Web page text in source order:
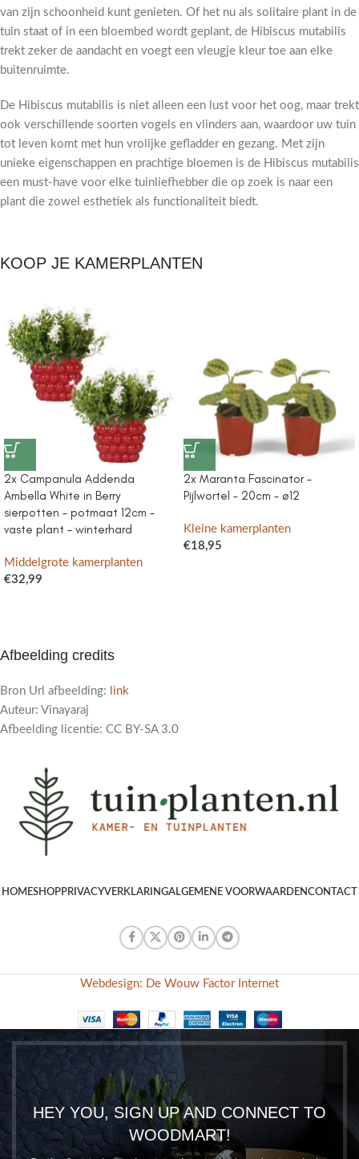
van zijn schoonheid kunt genieten. Of het nu als solitaire plant in de
tuin staat of in een bloembed wordt geplant, de Hibiscus mutabilis
trekt zeker de aandacht en voegt een vleugje kleur toe aan elke
buitenruimte.
De Hibiscus mutabilis is niet alleen een lust voor het oog, maar trekt
ook verschillende soorten vogels en vlinders aan, waardoor uw tuin
tot leven komt met hun vrolijke gefladder en gezang. Met zijn
unieke eigenschappen en prachtige bloemen is de Hibiscus mutabilis
een must-have voor elke tuinliefhebber die op zoek is naar een
plant die zowel esthetiek als functionaliteit biedt.
KOOP JE KAMERPLANTEN
2x Campanula Addenda
Ambella White in Berry
sierpotten – potmaat 12cm –
vaste plant – winterhard
Middelgrote kamerplanten
€32,99
2x Maranta Fascinator –
Pijlwortel – 20cm – ø12
Kleine kamerplanten
€18,95
Afbeelding credits
Bron Url afbeelding:
link
Auteur: Vinayaraj
Afbeelding licentie: CC BY-SA 3.0
HOMESHOPPRIVACYVERKLARINGALGEMENE VOORWAARDENCONTACT
Webdesign: De Wouw Factor Internet
HEY YOU, SIGN UP AND CONNECT TO
WOODMART!